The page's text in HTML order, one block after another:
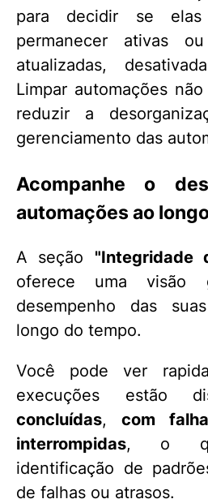
para decidir se elas
permanecer ativas
atualizadas,
Limpar automações
reduzir a
gerenciamento das
Acompanhe o
automações ao
A seção "Integridade
oferece uma visão
desempenho das
longo do tempo.
Você pode ver
execuções estão
concluídas, com falha
interrompidas, o
identificação de
de falhas ou atrasos.